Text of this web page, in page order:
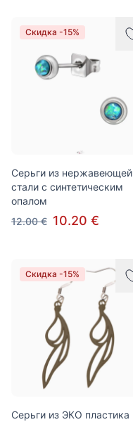
Скидка -15%
Серьги из нержавеющей
стали с синтетическим
опалом
12.00 € 10.20 €
Скидка -15%
Cерьги из ЭКО пластика